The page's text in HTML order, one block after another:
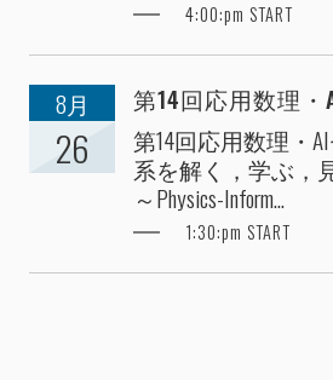
4:00:pm START
8月
26
第14回応用数理
第14回応用数理・
系を解く，学ぶ，
～Physics-Inform...
1:30:pm START